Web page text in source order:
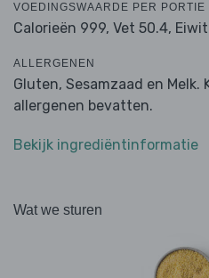
VOEDINGSWAARDE PER PORTIE
Calorieën 999, Vet 50.4,
ALLERGENEN
Gluten, Sesamzaad en Melk.
allergenen bevatten.
Bekijk ingrediëntinformatie
Wat we sturen